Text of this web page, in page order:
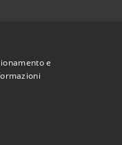
e